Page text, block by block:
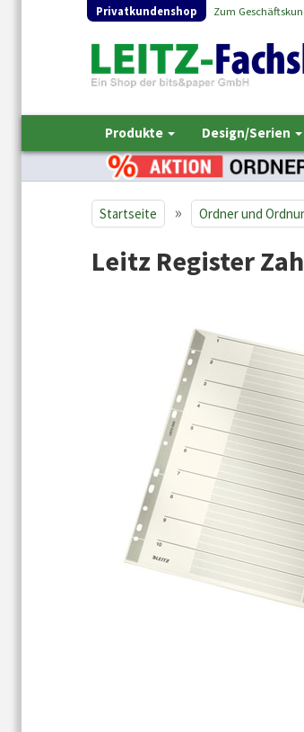
Privatkundenshop Zum
Produkte Design/Serien
Startseite » Ordner und
Leitz Register